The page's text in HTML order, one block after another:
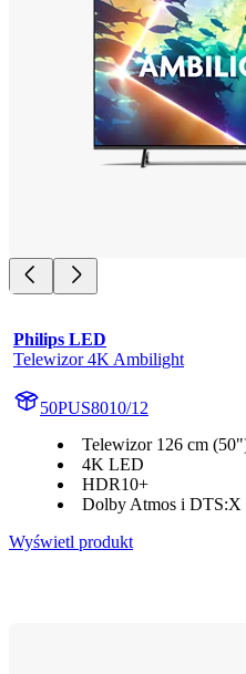
Philips LED
Telewizor 4K Ambilight
50PUS8010/12
Telewizor 126 cm
4K LED
HDR10+
Dolby Atmos i DTS:X
Wyświetl produkt